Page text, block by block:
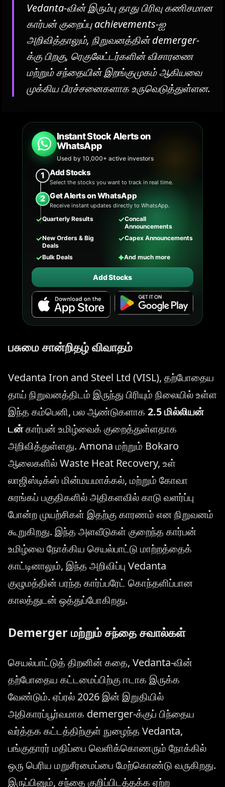
Vedanta-வின் இரும்பு தாது பிரிவு கணிசமான
கார்பன் குறைப்பு achievements-ஐ
அறிவித்தாலும், நிறுவனத்தின் demerger-
க்கு பிறகு, ரெகுலேட்டர்களின் விசாரணை
மற்றும் சந்தையின் இறங்குமுகம் ஆகியவை
முக்கிய பிரச்சனைகளாக உருவெடுத்துள்ளன.
Instant Stock Alerts on
WhatsApp
Used by 10,000+ active investors
1 Add Stocks
Select the stocks you want to track in real time.
2 Get Alerts on WhatsApp
Receive instant updates directly to WhatsApp.
✓Quarterly Results ✓Concall
Announcements
✓New Orders & Big
Deals
✓Capex Announcements
✓Bulk Deals ✦And much more
Add Stocks
பசுமை சான்றிதழ் விவாதம்
Vedanta Iron and Steel Ltd (VISL), தற்போதைய
தாய் நிறுவனத்திடம் இருந்து பிரியும் நிலையில் உள்ள
இந்த கம்பெனி, பல ஆண்டுகளாக 2.5 மில்லியன்
டன்கார்பன் உமிழ்வைக் குறைத்துள்ளதாக
அறிவித்துள்ளது. Amona மற்றும் Bokaro
ஆலைகளில் Waste Heat Recovery, உள்
லாஜிஸ்டிக்ஸ் மின்மயமாக்கல், மற்றும் கோவா
சுரங்கப் பகுதிகளில் அதிகளவில் காடு வளர்ப்பு
போன்ற முயற்சிகள் இதற்கு காரணம் என நிறுவனம்
கூறுகிறது. இந்த அளவீடுகள் குறைந்த கார்பன்
உமிழ்வை நோக்கிய செயல்பாட்டு மாற்றத்தைக்
காட்டினாலும், இந்த அறிவிப்பு Vedanta
குழுமத்தின் பரந்த கார்ப்பரேட் கொந்தளிப்பான
காலத்துடன் ஒத்துப்போகிறது.
Demerger மற்றும் சந்தை சவால்கள்
செயல்பாட்டுத் திறனின் கதை, Vedanta-வின்
தற்போதைய கட்டமைப்பிற்கு ஈடாக இருக்க
வேண்டும். ஏப்ரல் 2026 இன் இறுதியில்
அதிகாரப்பூர்வமாக demerger-க்குப் பிந்தைய
வர்த்தக கட்டத்திற்குள் நுழைந்த Vedanta,
பங்குதாரர் மதிப்பை வெளிக்கொணரும் நோக்கில்
ஒரு பெரிய மறுசீரமைப்பை மேற்கொண்டு வருகிறது.
இருப்பினும், சந்தை குறிப்பிடத்தக்க ஏற்ற